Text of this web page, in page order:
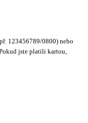
123456789/0800) nebo
jste platili kartou,